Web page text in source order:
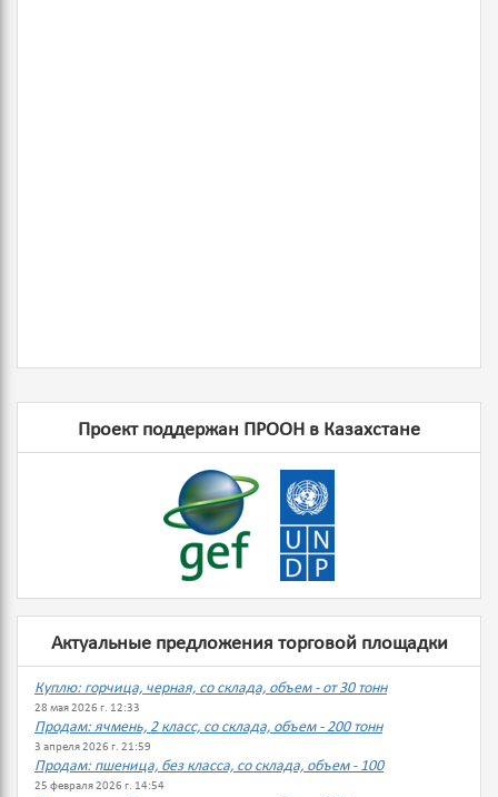
Проект поддержан ПРООН в Казахстане
Актуальные предложения торговой площадки
Куплю: горчица, черная, со склада, объем - от 30 тонн
28 мая 2026 г. 12:33
Продам: ячмень, 2 класс, со склада, объем - 200 тонн
3 апреля 2026 г. 21:59
Продам: пшеница, без класса, со склада, объем - 100
25 февраля 2026 г. 14:54